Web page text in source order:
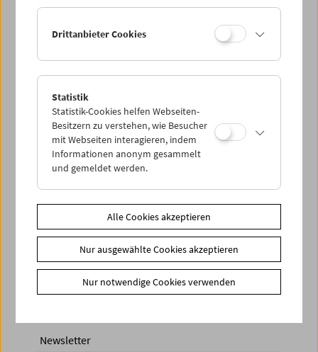
Share on
Newsletter
Drittanbieter Cookies
Statistik
Statistik-Cookies helfen Webseiten-
Besitzern zu verstehen, wie Besucher
mit Webseiten interagieren, indem
Informationen anonym gesammelt
und gemeldet werden.
Alle Cookies akzeptieren
Nur ausgewählte Cookies akzeptieren
Nur notwendige Cookies verwenden